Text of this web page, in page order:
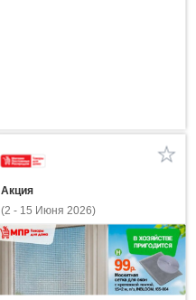
Акция
(2 - 15 Июня 2026)